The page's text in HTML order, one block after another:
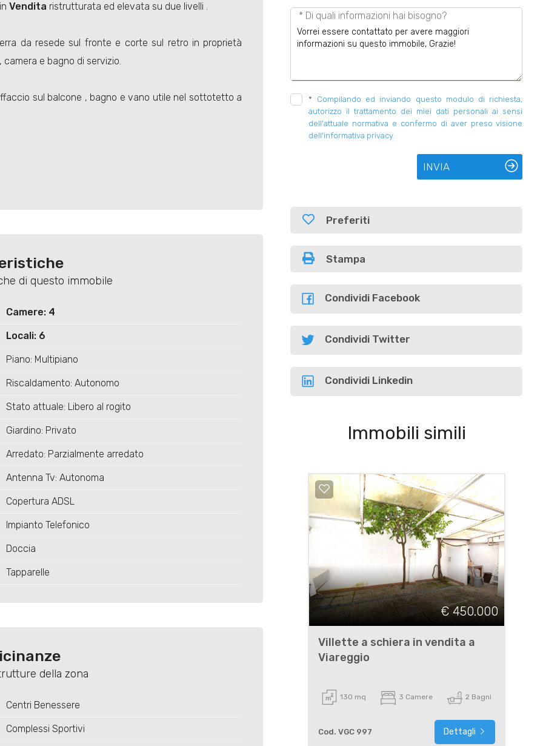
Vendita ristrutturata ed elevata su due livelli .
da resede sul fronte e corte sul retro in proprietà
e bagno di servizio.
sul balcone , bagno e vano utile nel sottotetto a
di questo immobile
Camere: 4
Locali: 6
Piano: Multipiano
Riscaldamento: Autonomo
Stato attuale: Libero al rogito
Giardino: Privato
Arredato: Parzialmente arredato
Antenna Tv: Autonoma
Copertura ADSL
Impianto Telefonico
Doccia
Tapparelle
della zona
Centri Benessere
Complessi Sportivi
* Di quali informazioni hai bisogno?
* Compilando ed inviando questo modulo di richiesta,
autorizzo il trattamento dei miei dati personali ai sensi
dell'attuale normativa e confermo di aver preso visione
dell'informativa privacy.
INVIA
Preferiti
Stampa
Condividi Facebook
Condividi Twitter
Condividi Linkedin
Immobili simili
€ 450.000
Villette a schiera in vendita a
Viareggio
130 mq 3 Camere 2 Bagni
Cod. VGC 997 Dettagli